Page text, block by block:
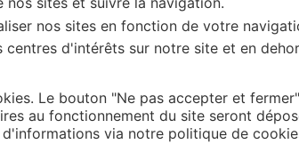
nos sites en fonction de votre
centres d'intérêts sur notre site et en
Le bouton "Ne pas accepter et fermer"
au fonctionnement du site seront
via notre politique de
OpenStreetMap contributors